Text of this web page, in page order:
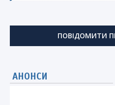
ПОВІДОМИТИ
АНОНСИ